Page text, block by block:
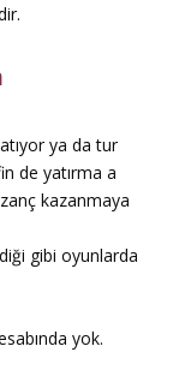
ya da tur
de yatırma a
kazanmaya
gibi oyunlarda
yok.